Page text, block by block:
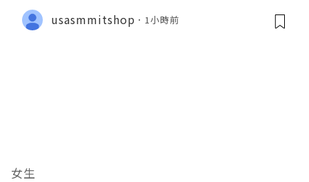
usasmmitshop 1小時前
女生